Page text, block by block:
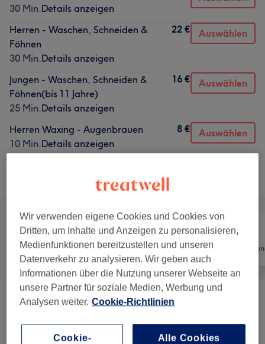
30 Min.Details anzeigen
Herren - Waschen, Schneiden &
Föhnen
30 Min.Details anzeigen
22 € Auswählen
Jungen - Waschen, Schneiden &
Föhnen(bis 11 Jahre)
25 Min.Details anzeigen
16 € Auswählen
Herren Waxing - Augenbrauen
10 Min.Details anzeigen
8 € Auswählen
Alle Friseur
Herren - Haarschnitte & Stylings (6)
Herren - Waxing (
Wir verwenden eigene Cookies und Cookies von
Dritten, um Inhalte und Anzeigen zu personalisieren,
Medienfunktionen bereitzustellen und unseren
Datenverkehr zu analysieren. Wir geben auch
Informationen über die Nutzung unserer Webseite an
unsere Partner für soziale Medien, Werbung und
Analysen weiter. Cookie-Richtlinien
Cookie-
Alle Cookies